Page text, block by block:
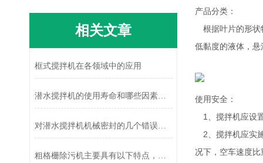
产品分类：
根据叶片的形状
低黏度的液体，
使用安全：
1、搅拌机应设
2、搅拌机应实
况下，空车速度
相关文章
框式搅拌机在各领域中的应用
潜水搅拌机的使用寿命和哪些因素有关？
对潜水搅拌机机械密封的几个错误判断
粗格栅除污机主要具有以下特点，一起来了解一下吧